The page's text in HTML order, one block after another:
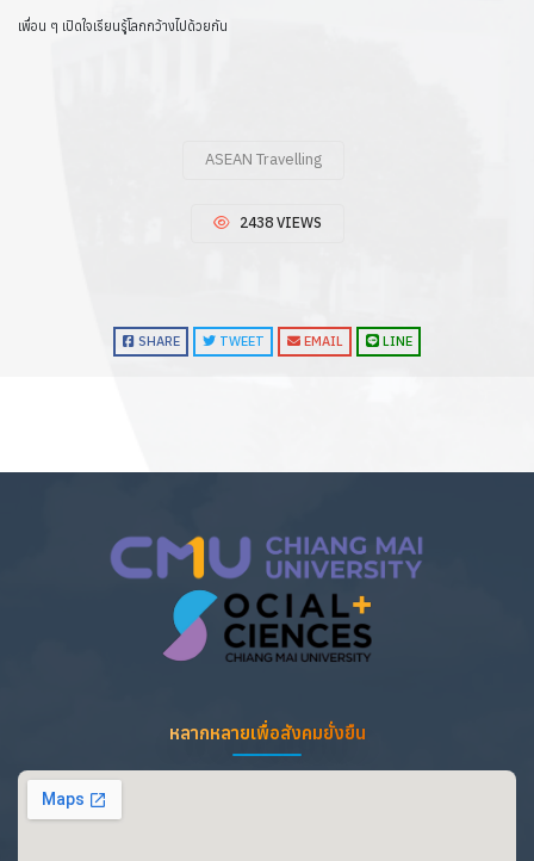
เพื่อน ๆ เปิดใจเรียนรู้โลกกว้างไปด้วยกัน
ASEAN Travelling
2438 VIEWS
SHARE TWEET EMAIL LINE
หลากหลายเพื่อสังคมยั่งยืน